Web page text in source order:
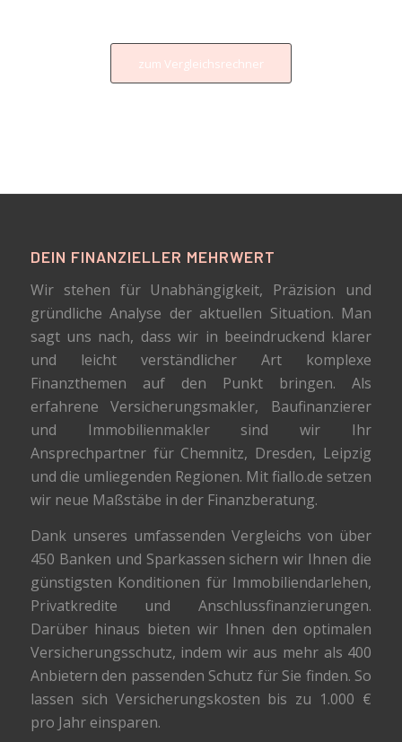
zum Vergleichsrechner
DEIN FINANZIELLER MEHRWERT
Wir stehen für Unabhängigkeit, Präzision und
gründliche Analyse der aktuellen Situation. Man
sagt uns nach, dass wir in beeindruckend klarer
und leicht verständlicher Art komplexe
Finanzthemen auf den Punkt bringen. Als
erfahrene Versicherungsmakler, Baufinanzierer
und Immobilienmakler sind wir Ihr
Ansprechpartner für Chemnitz, Dresden, Leipzig
und die umliegenden Regionen. Mit fiallo.de setzen
wir neue Maßstäbe in der Finanzberatung.
Dank unseres umfassenden Vergleichs von über
450 Banken und Sparkassen sichern wir Ihnen die
günstigsten Konditionen für Immobiliendarlehen,
Privatkredite und Anschlussfinanzierungen.
Darüber hinaus bieten wir Ihnen den optimalen
Versicherungsschutz, indem wir aus mehr als 400
Anbietern den passenden Schutz für Sie finden. So
lassen sich Versicherungskosten bis zu 1.000 €
pro Jahr einsparen.